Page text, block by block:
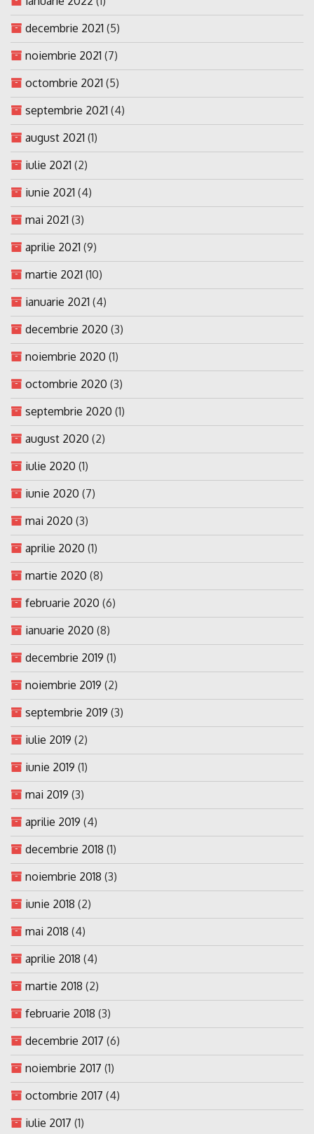
decembrie 2021 (5)
noiembrie 2021 (7)
octombrie 2021 (5)
septembrie 2021 (4)
august 2021 (1)
iulie 2021 (2)
iunie 2021 (4)
mai 2021 (3)
aprilie 2021 (9)
martie 2021 (10)
ianuarie 2021 (4)
decembrie 2020 (3)
noiembrie 2020 (1)
octombrie 2020 (3)
septembrie 2020 (1)
august 2020 (2)
iulie 2020 (1)
iunie 2020 (7)
mai 2020 (3)
aprilie 2020 (1)
martie 2020 (8)
februarie 2020 (6)
ianuarie 2020 (8)
decembrie 2019 (1)
noiembrie 2019 (2)
septembrie 2019 (3)
iulie 2019 (2)
iunie 2019 (1)
mai 2019 (3)
aprilie 2019 (4)
decembrie 2018 (1)
noiembrie 2018 (3)
iunie 2018 (2)
mai 2018 (4)
aprilie 2018 (4)
martie 2018 (2)
februarie 2018 (3)
decembrie 2017 (6)
noiembrie 2017 (1)
octombrie 2017 (4)
iulie 2017 (1)